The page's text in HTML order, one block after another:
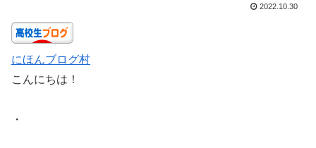
2022.10.30
にほんブログ村
こんにちは！
・